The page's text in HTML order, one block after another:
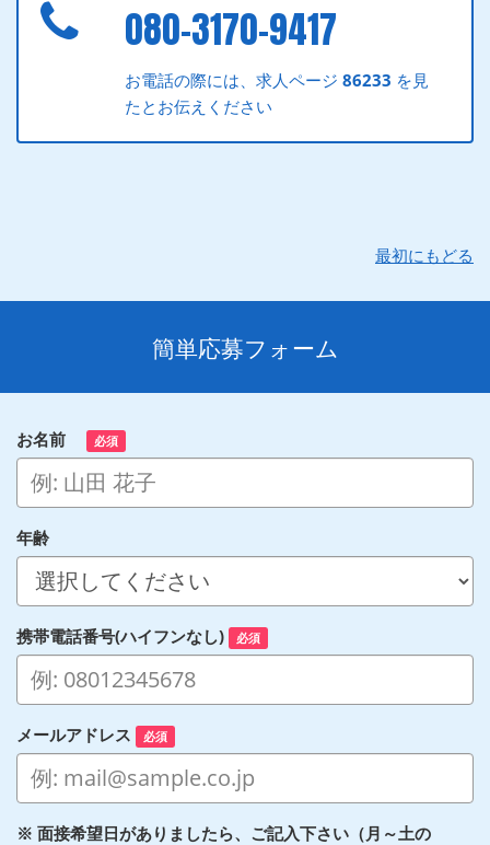
080-3170-9417
お電話の際には、求人ページ86233 を見
たとお伝えください
最初にもどる
簡単応募フォーム
お名前 必須
年齢
携帯電話番号(ハイフンなし) 必須
メールアドレス 必須
※ 面接希望日がありましたら、ご記入下さい（月～土の